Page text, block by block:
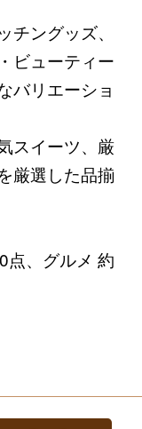
ングッズ、
ビューティー
バリエーショ
スイーツ、厳
厳選した品揃
点、グルメ 約